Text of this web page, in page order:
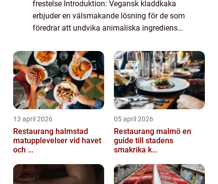
frestelse Introduktion: Vegansk kladdkaka
erbjuder en välsmakande lösning för de som
föredrar att undvika animaliska ingredienser
och chokladiga konsistensen kombiner...
13 april 2026
Restaurang halmstad
matupplevelser vid havet
och ...
05 april 2026
Restaurang malmö en
guide till stadens
smakrika k...